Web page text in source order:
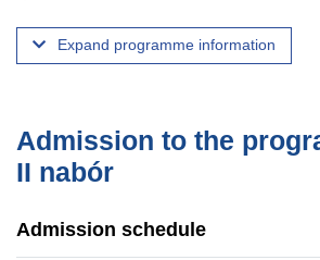
języka fińskiego – od podstaw (drugi
podstaw – szczegółowa oferta języków
2026/2027 zostanie podana na stronie
https://zfu.web.amu.edu.pl/offering/)
filologie regionówpod adresem:
Expand programme information
Admission to the
II nabór
Admission schedule